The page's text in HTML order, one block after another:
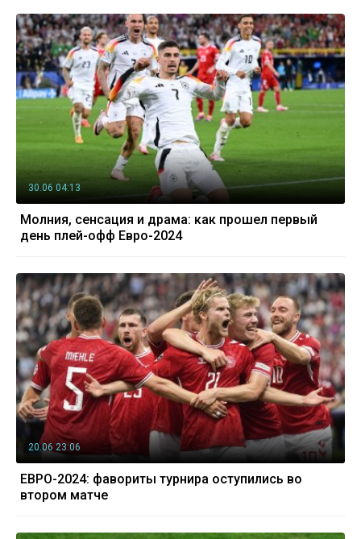
30.06 04:13
Молния, сенсация и драма: как прошел первый
день плей-офф Евро-2024
20.06 23:06
ЕВРО-2024: фавориты турнира оступились во
втором матче